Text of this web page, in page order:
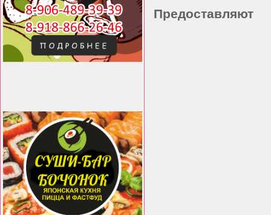
Предоставляют